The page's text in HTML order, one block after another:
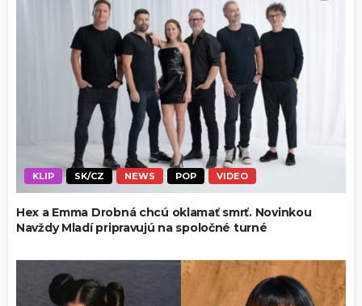
KLIP SK/CZ NEWS POP VIDEO
Hex a Emma Drobná chcú oklamať smrť. Novinkou
Navždy Mladí pripravujú na spoločné turné